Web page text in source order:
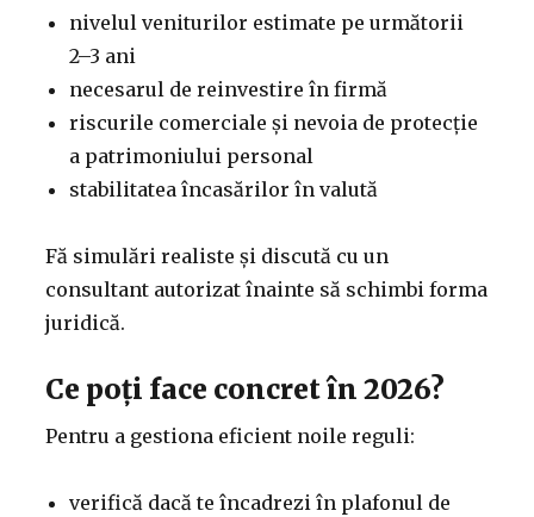
nivelul veniturilor estimate pe următorii
2–3 ani
necesarul de reinvestire în firmă
riscurile comerciale și nevoia de protecție
a patrimoniului personal
stabilitatea încasărilor în valută
Fă simulări realiste și discută cu un
consultant autorizat înainte să schimbi forma
juridică.
Ce poți face concret în 2026?
Pentru a gestiona eficient noile reguli:
verifică dacă te încadrezi în plafonul de